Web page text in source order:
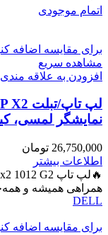
اتمام موجودی
برای مقایسه اضافه
مشاهده سریع
افزودن به علاقه مندی
نمایشگر لمسی،
26,750,000 تومان
اطلاعات بیشتر
همراهی همیشه و
DELL
برای مقایسه اضافه